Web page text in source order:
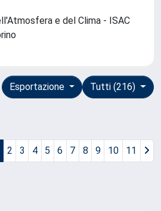
e del Clima - ISAC
Tutti (216)
Esportazione
2 3 4 5 6 7 8 9 10 11